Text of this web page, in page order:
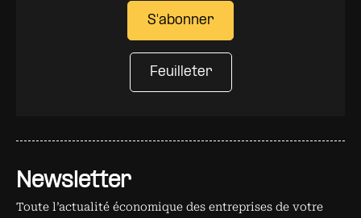
Newsletter
Toute l’actualité économique des entreprises de votre
S'abonner
Feuilleter